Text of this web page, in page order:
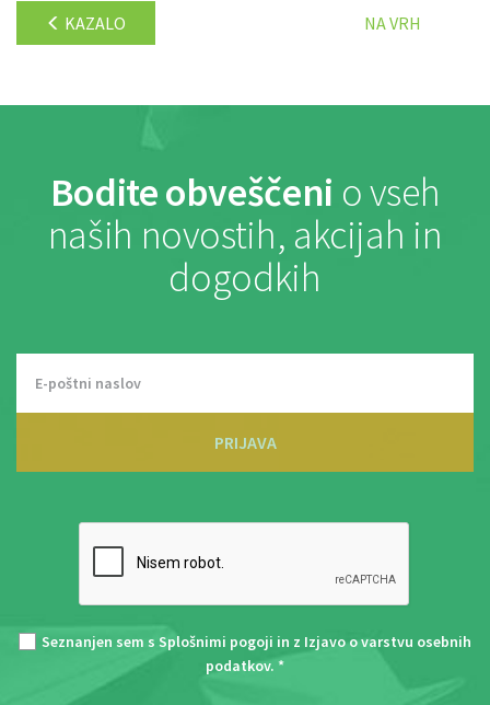
KAZALO NA VRH
Bodite obveščeni o vseh
naših novostih, akcijah in
dogodkih
PRIJAVA
Seznanjen sem s Splošnimi pogoji in z Izjavo o varstvu osebnih
podatkov. *